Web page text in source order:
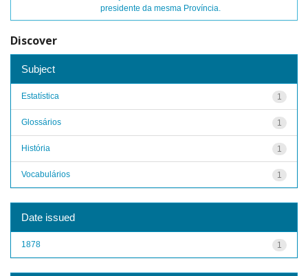
presidente da mesma Província.
Discover
Subject
1
Estatística
1
Glossários
1
História
1
Vocabulários
Date issued
1
1878